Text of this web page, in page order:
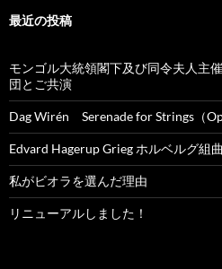
最近の投稿
モンゴル大統領閣下及び同令夫人主
団とご共演
Dag Wirén Serenade for Strings（Op.
Edvard Hagerup Grieg ホルベルグ組
私がビオラを選んだ理由
リニューアルしました！